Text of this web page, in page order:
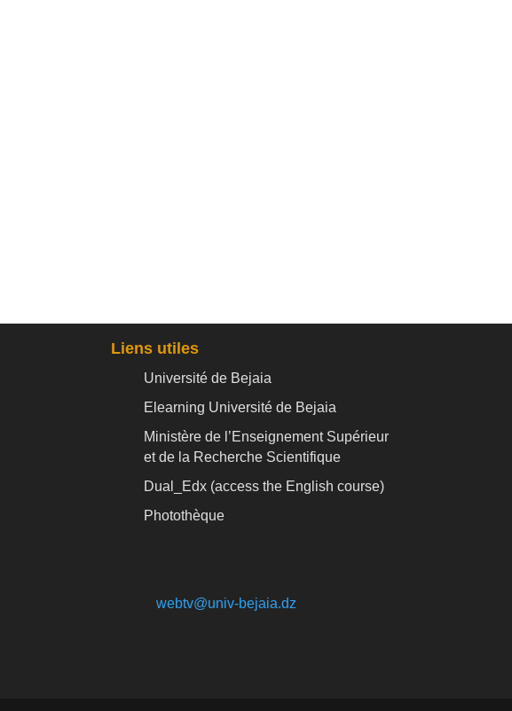
Liens utiles
Université de Bejaia
Elearning Université de Bejaia
Ministère de l’Enseignement Supérieur
et de la Recherche Scientifique
Dual_Edx (access the English course)
Photothèque
webtv@univ-bejaia.dz